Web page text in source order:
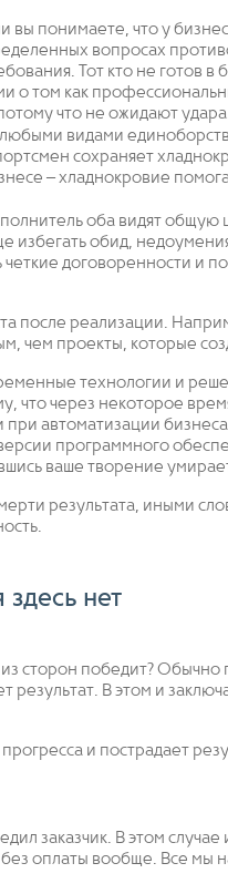
вы понимаете, что у
вопросах
Тот кто не готов в
о том как
что не ожидают
видами
сохраняет
– хладнокровие
оба видят
избегать обид,
договоренности и
после реализации.
чем проекты, которые
технологии и
что через некоторое
при автоматизации
программного
ваше творение
результата, иными
нет
сторон победит? Обычно
результат. В этом и
и пострадает
заказчик. В этом случае
без оплаты вообще. Все мы